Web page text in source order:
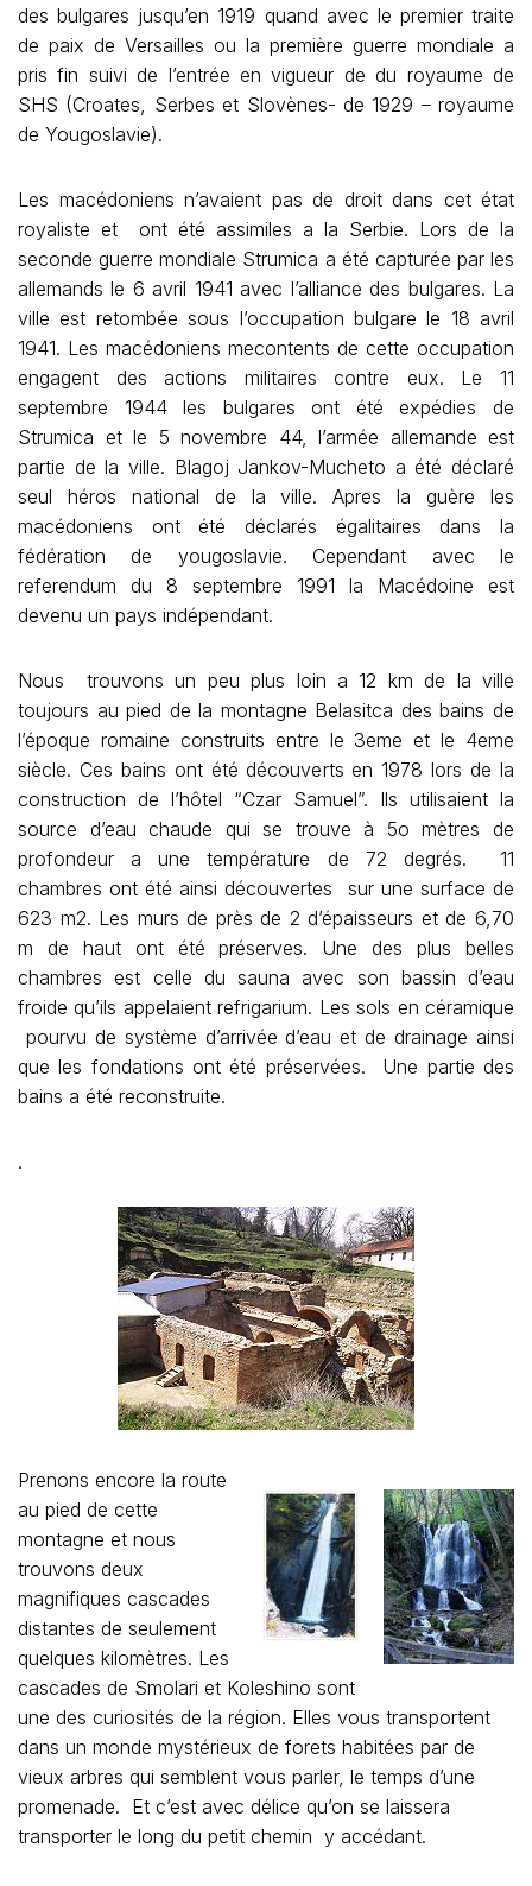
des bulgares jusqu’en 1919 quand avec le premier traite
de paix de Versailles ou la première guerre mondiale a
pris fin suivi de l’entrée en vigueur de du royaume de
SHS (Croates, Serbes et Slovènes- de 1929 – royaume
de Yougoslavie).
Les macédoniens n’avaient pas de droit dans cet état
royaliste et ont été assimiles a la Serbie. Lors de la
seconde guerre mondiale Strumica a été capturée par les
allemands le 6 avril 1941 avec l’alliance des bulgares. La
ville est retombée sous l’occupation bulgare le 18 avril
1941. Les macédoniens mecontents de cette occupation
engagent des actions militaires contre eux. Le 11
septembre 1944 les bulgares ont été expédies de
Strumica et le 5 novembre 44, l’armée allemande est
partie de la ville. Blagoj Jankov-Mucheto a été déclaré
seul héros national de la ville. Apres la guère les
macédoniens ont été déclarés égalitaires dans la
fédération de yougoslavie. Cependant avec le
referendum du 8 septembre 1991 la Macédoine est
devenu un pays indépendant.
Nous trouvons un peu plus loin a 12 km de la ville
toujours au pied de la montagne Belasitca des bains de
l’époque romaine construits entre le 3eme et le 4eme
siècle. Ces bains ont été découverts en 1978 lors de la
construction de l’hôtel “Czar Samuel”. Ils utilisaient la
source d’eau chaude qui se trouve à 5o mètres de
profondeur a une température de 72 degrés. 11
chambres ont été ainsi découvertes sur une surface de
623 m2. Les murs de près de 2 d’épaisseurs et de 6,70
m de haut ont été préserves. Une des plus belles
chambres est celle du sauna avec son bassin d’eau
froide qu’ils appelaient refrigarium. Les sols en céramique
pourvu de système d’arrivée d’eau et de drainage ainsi
que les fondations ont été préservées. Une partie des
bains a été reconstruite.
.
Prenons encore la route
au pied de cette
montagne et nous
trouvons deux
magnifiques cascades
distantes de seulement
quelques kilomètres. Les
cascades de Smolari et Koleshino sont
une des curiosités de la région. Elles vous transportent
dans un monde mystérieux de forets habitées par de
vieux arbres qui semblent vous parler, le temps d’une
promenade. Et c’est avec délice qu’on se laissera
transporter le long du petit chemin y accédant.